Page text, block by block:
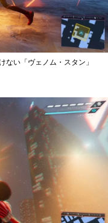
ない「ヴェノム・スタン」